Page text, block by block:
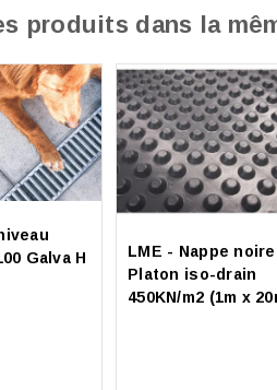
produits dans la
Galva H
LME - Nappe
Platon iso-drain
450KN/m2 (1m x